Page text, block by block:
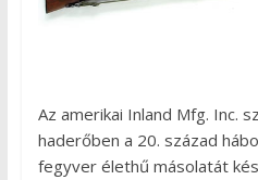
Az amerikai Inland Mfg. Inc.
haderőben a 20. század
fegyver élethű másolatát